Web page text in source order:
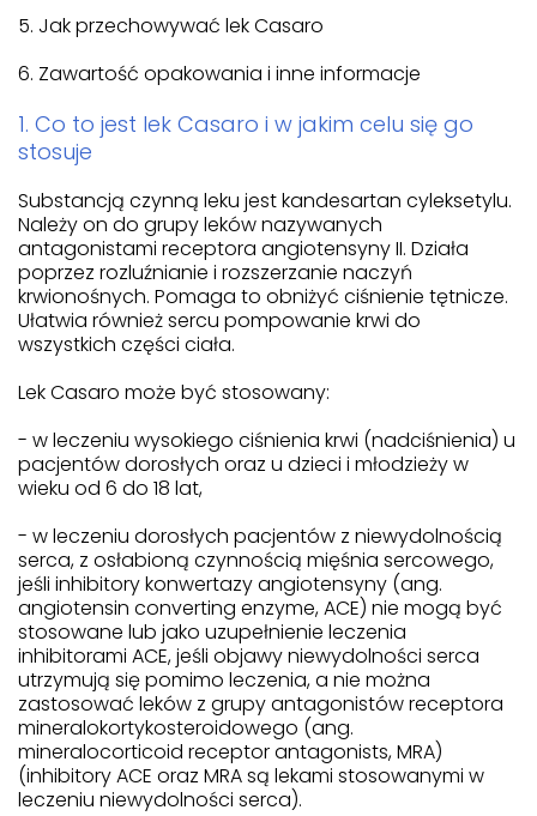
5. Jak przechowywać lek Casaro
6. Zawartość opakowania i inne informacje
1. Co to jest lek Casaro i w jakim celu się go
stosuje
Substancją czynną leku jest kandesartan cyleksetylu.
Należy on do grupy leków nazywanych
antagonistami receptora angiotensyny II. Działa
poprzez rozluźnianie i rozszerzanie naczyń
krwionośnych. Pomaga to obniżyć ciśnienie tętnicze.
Ułatwia również sercu pompowanie krwi do
wszystkich części ciała.
Lek Casaro może być stosowany:
- w leczeniu wysokiego ciśnienia krwi (nadciśnienia) u
pacjentów dorosłych oraz u dzieci i młodzieży w
wieku od 6 do 18 lat,
- w leczeniu dorosłych pacjentów z niewydolnością
serca, z osłabioną czynnością mięśnia sercowego,
jeśli inhibitory konwertazy angiotensyny (ang.
angiotensin converting enzyme, ACE) nie mogą być
stosowane lub jako uzupełnienie leczenia
inhibitorami ACE, jeśli objawy niewydolności serca
utrzymują się pomimo leczenia, a nie można
zastosować leków z grupy antagonistów receptora
mineralokortykosteroidowego (ang.
mineralocorticoid receptor antagonists, MRA)
(inhibitory ACE oraz MRA są lekami stosowanymi w
leczeniu niewydolności serca).